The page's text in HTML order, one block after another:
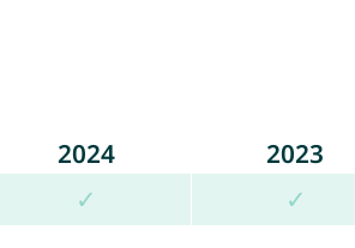
2024 2023
✓ ✓